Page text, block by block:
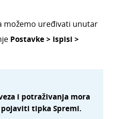
možemo uređivati unutar
Postavke > Ispisi >
i potraživanja mora
tipka Spremi.